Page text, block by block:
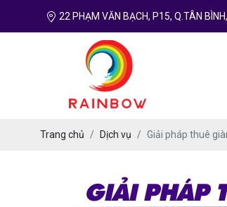
22 PHẠM VĂN BẠCH, P15, Q.TÂN
Trang chủ Dịch vụ Giải pháp thuê
GIẢI PHÁP